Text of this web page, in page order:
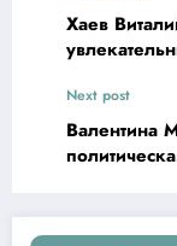
Хаев
Next post
Валентина